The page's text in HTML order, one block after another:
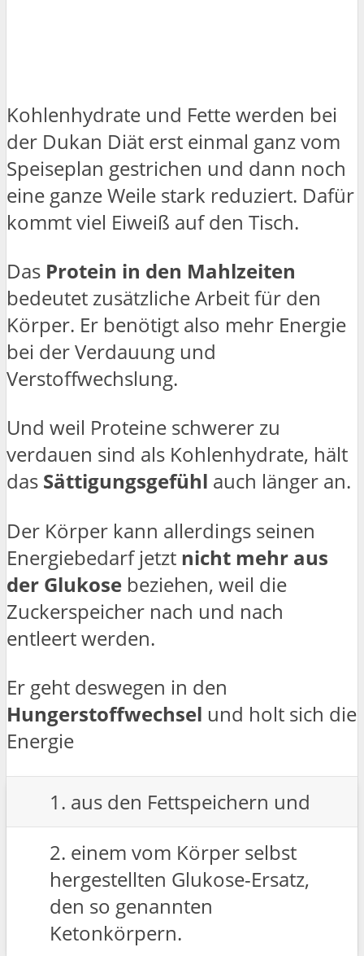
Kohlenhydrate und Fette werden bei
der Dukan Diät erst einmal ganz vom
Speiseplan gestrichen und dann noch
eine ganze Weile stark reduziert. Dafür
kommt viel Eiweiß auf den Tisch.
Das Protein in den Mahlzeiten
bedeutet zusätzliche Arbeit für den
Körper. Er benötigt also mehr Energie
bei der Verdauung und
Verstoffwechslung.
Und weil Proteine schwerer zu
verdauen sind als Kohlenhydrate, hält
das Sättigungsgefühl auch länger an.
Der Körper kann allerdings seinen
Energiebedarf jetzt nicht mehr aus
der Glukose beziehen, weil die
Zuckerspeicher nach und nach
entleert werden.
Er geht deswegen in den
Hungerstoffwechsel und holt sich die
Energie
1. aus den Fettspeichern und
2. einem vom Körper selbst
hergestellten Glukose-Ersatz,
den so genannten
Ketonkörpern.